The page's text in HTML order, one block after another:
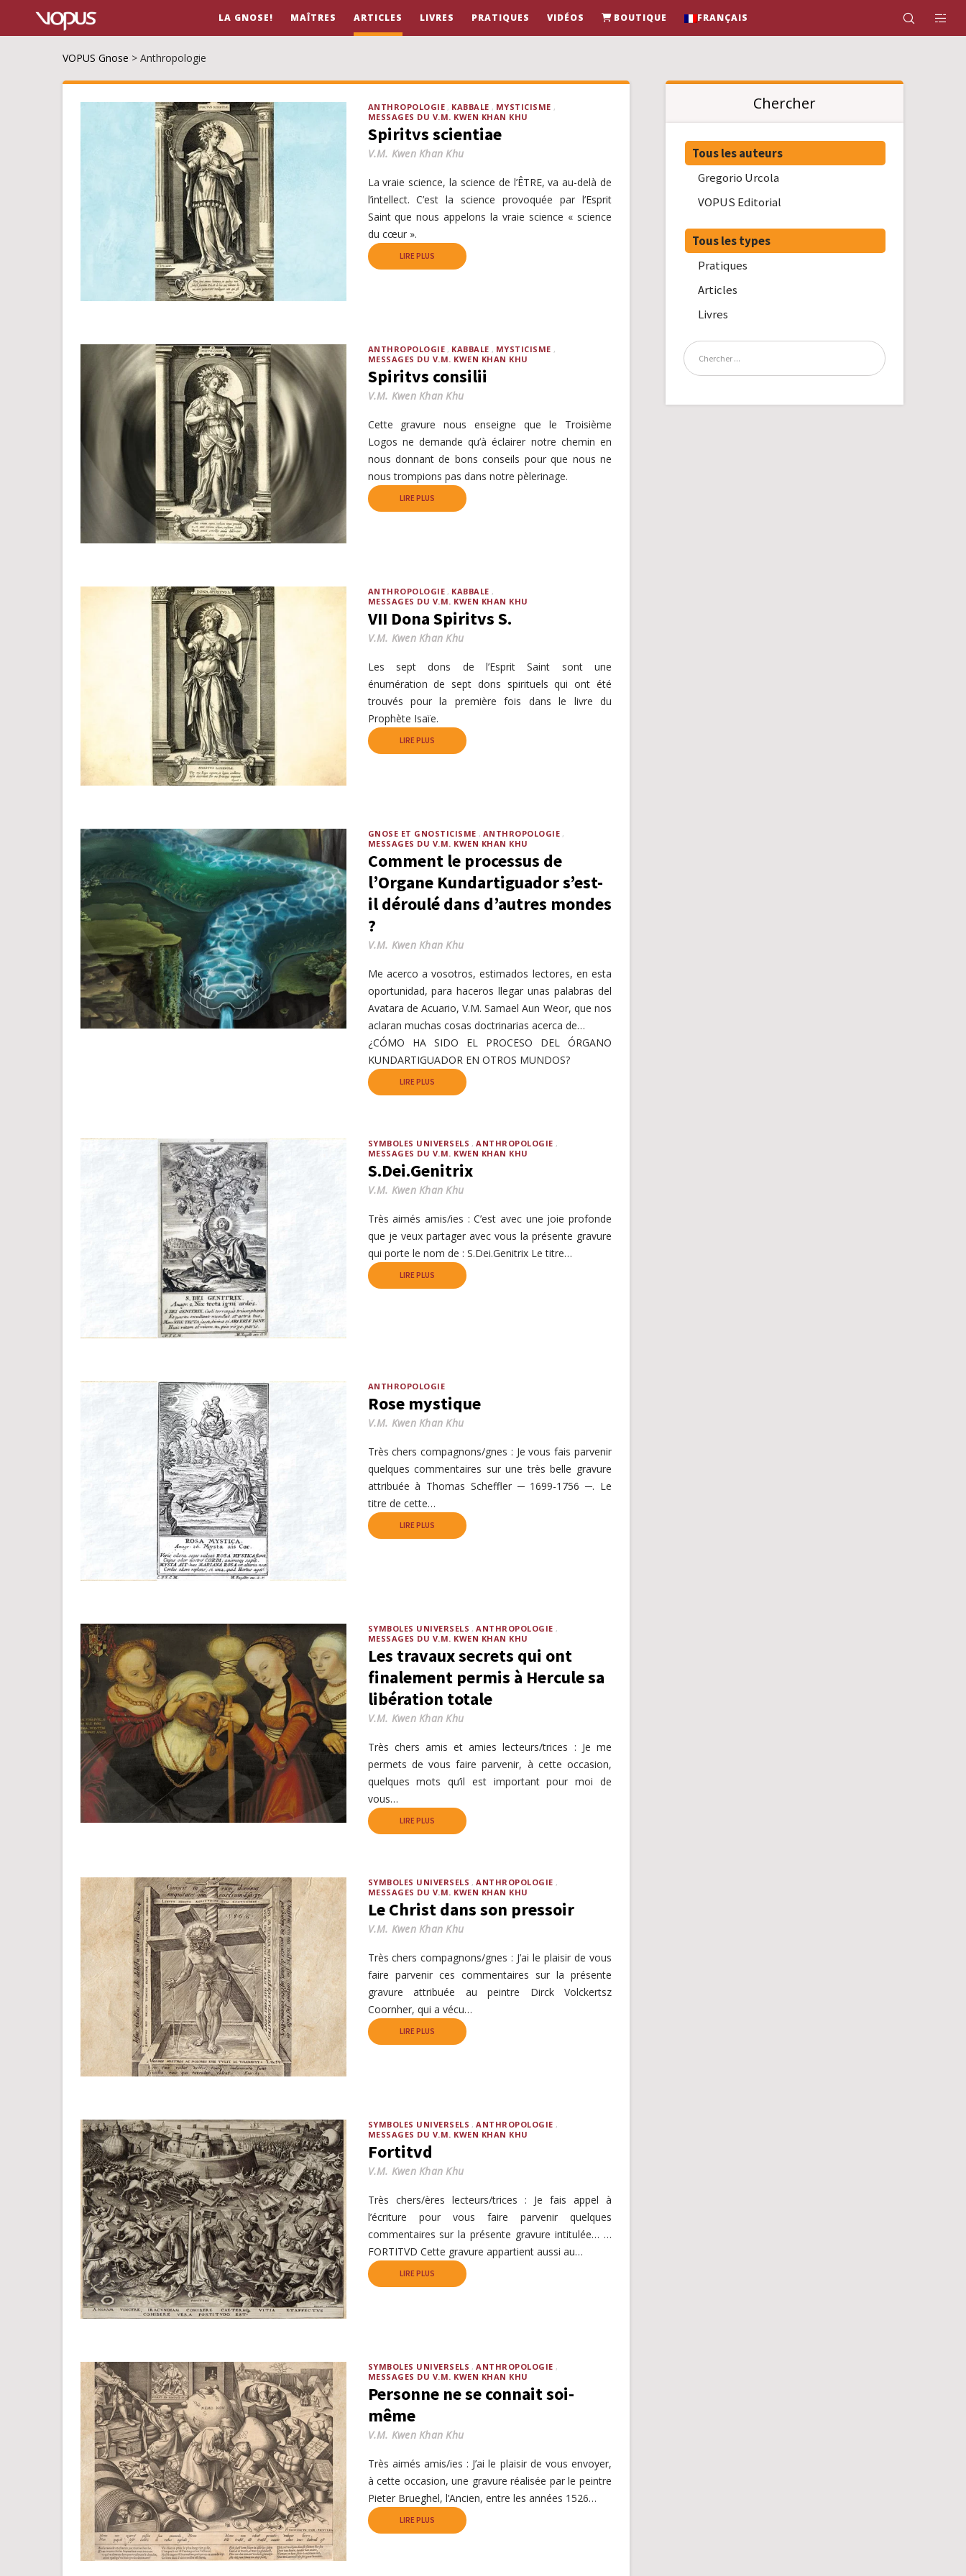
LA GNOSE! MAÎTRES ARTICLES LIVRES PRATIQUES VIDÉOS BOUTIQUE FRANÇAIS
VOPUS Gnose > Anthropologie
ANTHROPOLOGIE KABBALE
MYSTICISME
MESSAGES DU V.M. KWEN KHAN KHU
Spiritvs scientiae
V.M. Kwen Khan Khu
La vraie science, la science de l’ÊTRE, va au-delà de
l’intellect. C’est la science provoquée par l’Esprit
Saint que nous appelons la vraie science « science
du cœur ».
LIRE PLUS
ANTHROPOLOGIE KABBALE
MYSTICISME
MESSAGES DU V.M. KWEN KHAN KHU
Spiritvs consilii
V.M. Kwen Khan Khu
Cette gravure nous enseigne que le Troisième
Logos ne demande qu’à éclairer notre chemin en
nous donnant de bons conseils pour que nous ne
nous trompions pas dans notre pèlerinage.
LIRE PLUS
ANTHROPOLOGIE
KABBALE
MESSAGES DU V.M. KWEN KHAN KHU
VII Dona Spiritvs S.
V.M. Kwen Khan Khu
Les sept dons de l’Esprit Saint sont une
énumération de sept dons spirituels qui ont été
trouvés pour la première fois dans le livre du
Prophète Isaïe.
LIRE PLUS
GNOSE ET GNOSTICISME
ANTHROPOLOGIE
MESSAGES DU V.M. KWEN KHAN KHU
Comment le processus de
l’Organe Kundartiguador s’est-
il déroulé dans d’autres mondes
?
V.M. Kwen Khan Khu
Me acerco a vosotros, estimados lectores, en esta
oportunidad, para haceros llegar unas palabras del
Avatara de Acuario, V.M. Samael Aun Weor, que nos
aclaran muchas cosas doctrinarias acerca de…
¿CÓMO HA SIDO EL PROCESO DEL ÓRGANO
KUNDARTIGUADOR EN OTROS MUNDOS?
LIRE PLUS
SYMBOLES UNIVERSELS
ANTHROPOLOGIE
MESSAGES DU V.M. KWEN KHAN KHU
S.Dei.Genitrix
V.M. Kwen Khan Khu
Très aimés amis/ies : C’est avec une joie profonde
que je veux partager avec vous la présente gravure
qui porte le nom de : S.Dei.Genitrix Le titre…
LIRE PLUS
ANTHROPOLOGIE
Rose mystique
V.M. Kwen Khan Khu
Très chers compagnons/gnes : Je vous fais parvenir
quelques commentaires sur une très belle gravure
attribuée à Thomas Scheffler ─ 1699-1756 ─. Le
titre de cette…
LIRE PLUS
SYMBOLES UNIVERSELS
ANTHROPOLOGIE
MESSAGES DU V.M. KWEN KHAN KHU
Les travaux secrets qui ont
finalement permis à Hercule sa
libération totale
V.M. Kwen Khan Khu
Très chers amis et amies lecteurs/trices : Je me
permets de vous faire parvenir, à cette occasion,
quelques mots qu’il est important pour moi de
vous…
LIRE PLUS
SYMBOLES UNIVERSELS
ANTHROPOLOGIE
MESSAGES DU V.M. KWEN KHAN KHU
Le Christ dans son pressoir
V.M. Kwen Khan Khu
Très chers compagnons/gnes : J’ai le plaisir de vous
faire parvenir ces commentaires sur la présente
gravure attribuée au peintre Dirck Volckertsz
Coornher, qui a vécu…
LIRE PLUS
SYMBOLES UNIVERSELS
ANTHROPOLOGIE
MESSAGES DU V.M. KWEN KHAN KHU
Fortitvd
V.M. Kwen Khan Khu
Très chers/ères lecteurs/trices : Je fais appel à
l’écriture pour vous faire parvenir quelques
commentaires sur la présente gravure intitulée… …
FORTITVD Cette gravure appartient aussi au…
LIRE PLUS
SYMBOLES UNIVERSELS
ANTHROPOLOGIE
MESSAGES DU V.M. KWEN KHAN KHU
Personne ne se connait soi-
même
V.M. Kwen Khan Khu
Très aimés amis/ies : J’ai le plaisir de vous envoyer,
à cette occasion, une gravure réalisée par le peintre
Pieter Brueghel, l’Ancien, entre les années 1526…
LIRE PLUS
Chercher
Tous les auteurs
Gregorio Urcola
VOPUS Editorial
Tous les types
Pratiques
Articles
Livres